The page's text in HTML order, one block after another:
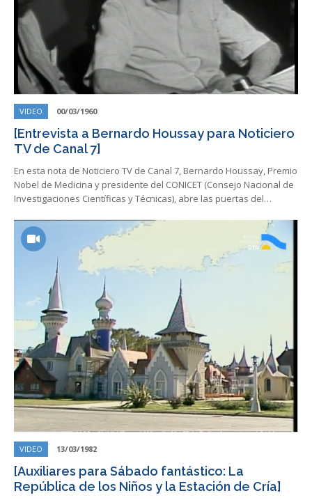
VIDEO 00/03/1960
[Entrevista a Bernardo Houssay para Noticiero
TV de Canal 7]
En esta nota de Noticiero TV de Canal 7, Bernardo Houssay, Premio
Nobel de Medicina y presidente del CONICET (Consejo Nacional de
Investigaciones Científicas y Técnicas), abre las puertas del…
VIDEO 13/03/1982
[Auxiliares para Sábado fantástico: La
República de los Niños y la Estación de Cría]